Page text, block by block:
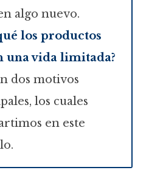
algo nuevo.
los productos
una vida limitada?
dos motivos
los cuales
en este